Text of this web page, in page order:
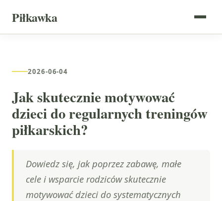
Piłkawka
2026-06-04
Jak skutecznie motywować
dzieci do regularnych treningów
piłkarskich?
Dowiedz się, jak poprzez zabawę, małe
cele i wsparcie rodziców skutecznie
motywować dzieci do systematycznych